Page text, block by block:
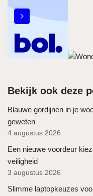
Bekijk ook deze
Blauwe gordijnen in je
geweten
4 augustus 2026
Een nieuwe voordeur
veiligheid
3 augustus 2026
Slimme laptopkeuzes